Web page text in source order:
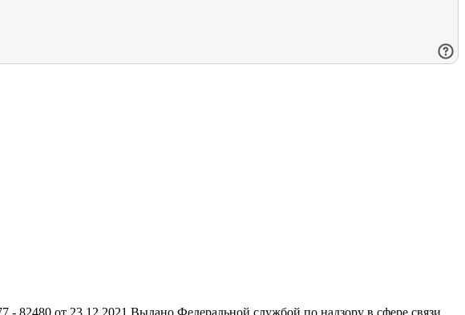
от 23.12.2021 Выдано Федеральной службой по надзору в сфере связи,